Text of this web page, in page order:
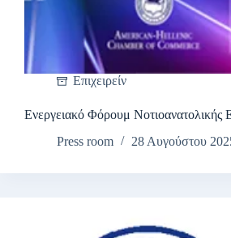
Επιχειρείν
Ενεργειακό Φόρουμ Νοτιοανατολικής
Press room
28 Αυγούστου